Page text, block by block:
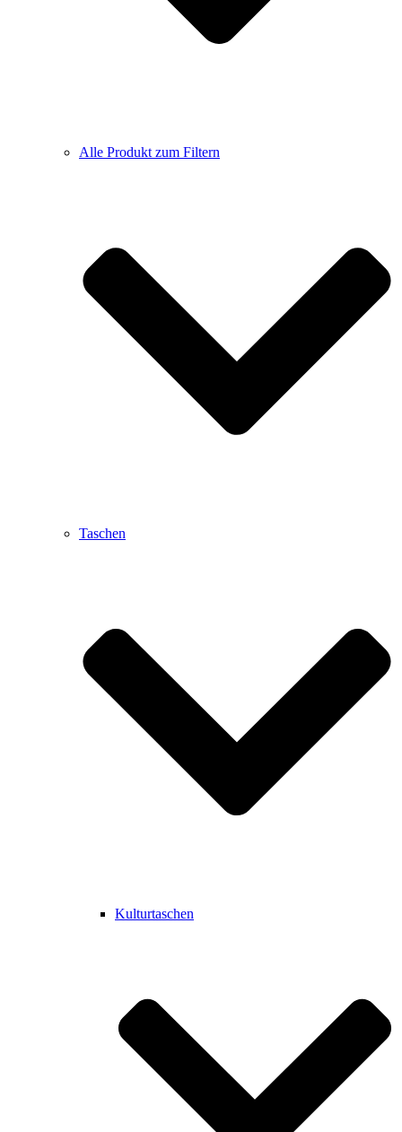
Alle Produkt zum Filtern
Taschen
Kulturtaschen